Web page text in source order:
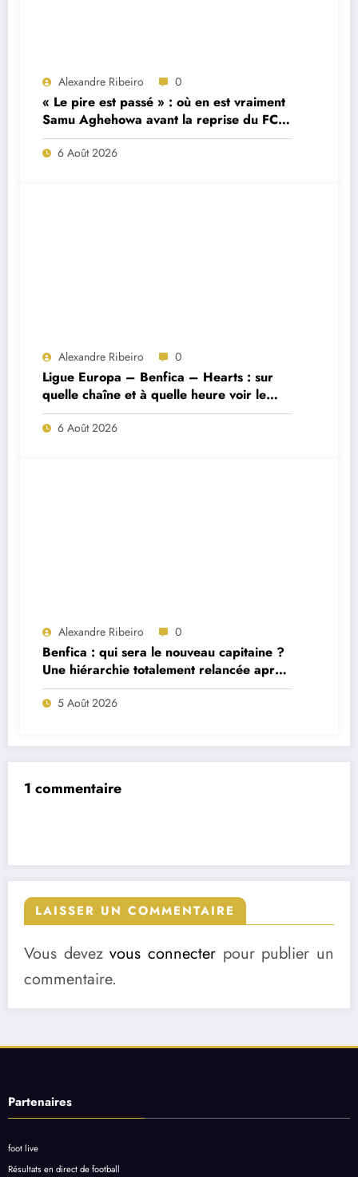
Alexandre Ribeiro 0
« Le pire est passé » : où en est vraiment
Samu Aghehowa avant la reprise du FC
Porto ?
6 Août 2026
Alexandre Ribeiro 0
Ligue Europa – Benfica – Hearts : sur
quelle chaîne et à quelle heure voir le
match ?
6 Août 2026
Alexandre Ribeiro 0
Benfica : qui sera le nouveau capitaine ?
Une hiérarchie totalement relancée après
deux départs majeurs
5 Août 2026
1 commentaire
LAISSER UN COMMENTAIRE
Vous devezvous connecter pour publier un
commentaire.
Partenaires
foot live
Résultats en direct de football